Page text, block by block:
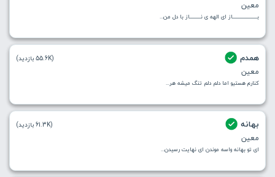
معین
بــــــــــــــــــــاز ای الهه ی نـــــــــاز با دل من...
همدم
معین
کنارم هستیو اما دلم دلم تنگ میشه هر...
(55.6K بازدید)
بهانه
معین
ای تو بهانه واسه موندن ای نهایت رسیدن...
(61.3K بازدید)